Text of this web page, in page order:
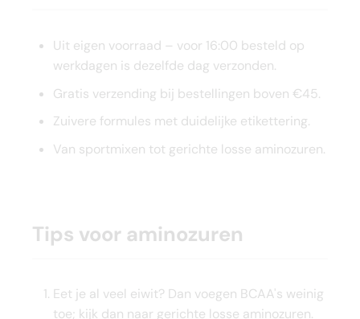
Uit eigen voorraad – voor 16:00 besteld op
werkdagen is dezelfde dag verzonden.
Gratis verzending bij bestellingen boven €45.
Zuivere formules met duidelijke etikettering.
Van sportmixen tot gerichte losse aminozuren.
Tips voor aminozuren
Eet je al veel eiwit? Dan voegen BCAA's weinig
toe; kijk dan naar gerichte losse aminozuren.